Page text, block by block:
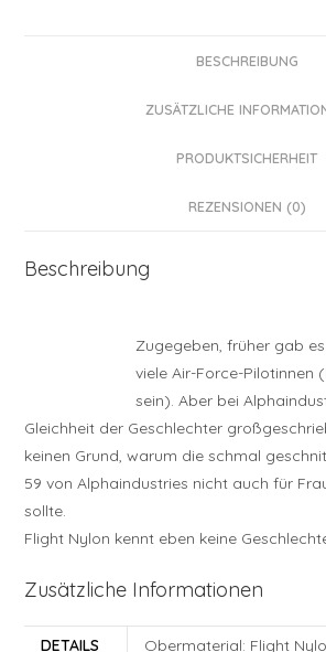
BESCHREIBUNG
ZUSÄTZLICHE
PRODUKTSICHERHEIT
REZENSIONEN (0)
Beschreibung
Zugegeben, früher gab
viele Air-Force-Pilotinnen
sein). Aber bei
Gleichheit der Geschlechter
keinen Grund, warum die schmal
59 von Alphaindustries nicht auch für
sollte.
Flight Nylon kennt eben keine
Zusätzliche Informationen
DETAILS
Obermaterial: Flight